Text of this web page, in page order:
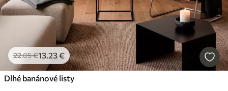
22.05€13 .23€
Dlhé banánové listy